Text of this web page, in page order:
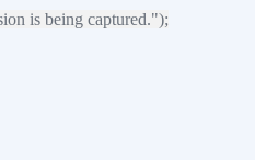
is being captured.");